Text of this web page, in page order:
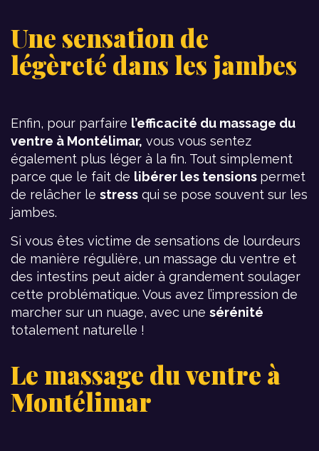
Une sensation de
légèreté dans les jambes
Enfin, pour parfaire l’efficacité du massage du
ventre à Montélimar, vous vous sentez
également plus léger à la fin. Tout simplement
parce que le fait de libérer les tensions permet
de relâcher le stress qui se pose souvent sur les
jambes.
Si vous êtes victime de sensations de lourdeurs
de manière régulière, un massage du ventre et
des intestins peut aider à grandement soulager
cette problématique. Vous avez l’impression de
marcher sur un nuage, avec une sérénité
totalement naturelle !
Le massage du ventre à
Montélimar